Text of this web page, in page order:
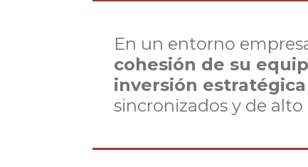
En un entorno
cohesión de su
inversión estratégica
sincronizados y de